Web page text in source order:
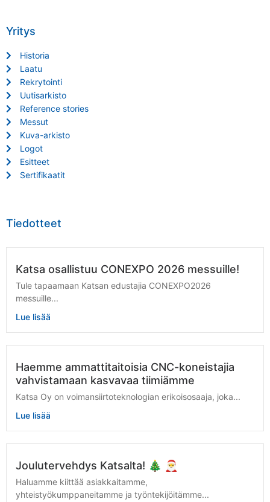
Yritys
Historia
Laatu
Rekrytointi
Uutisarkisto
Reference stories
Messut
Kuva-arkisto
Logot
Esitteet
Sertifikaatit
Tiedotteet
Katsa osallistuu CONEXPO 2026 messuille!
Tule tapaamaan Katsan edustajia CONEXPO2026
messuille...
Lue lisää
Haemme ammattitaitoisia CNC-koneistajia
vahvistamaan kasvavaa tiimiämme
Katsa Oy on voimansiirtoteknologian erikoisosaaja, joka...
Lue lisää
Joulutervehdys Katsalta! 🎄 🎅
Haluamme kiittää asiakkaitamme,
yhteistyökumppaneitamme ja työntekijöitämme...